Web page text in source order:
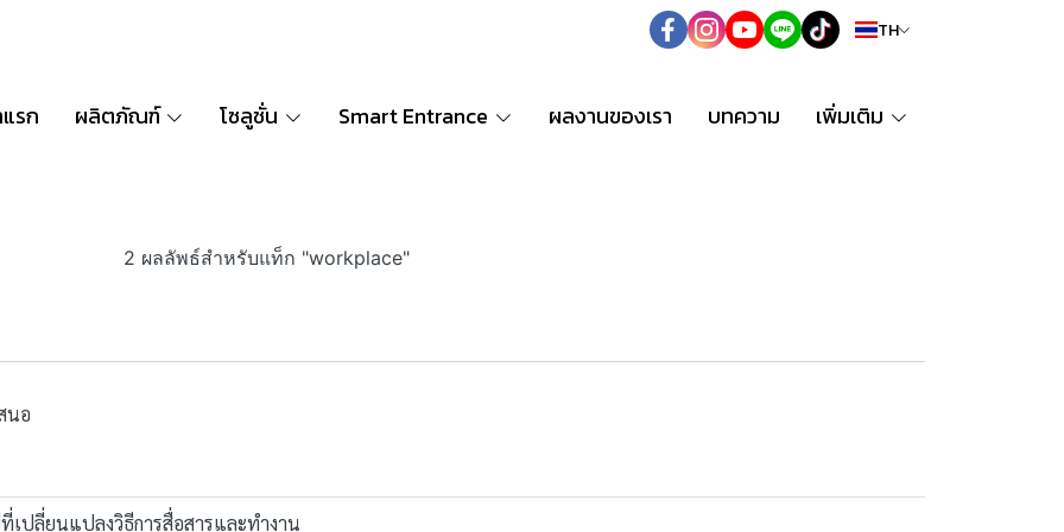
TH
รก ผลิตภัณฑ์ โซลูชั่น Smart Entrance ผลงานของเรา บทความ เพิ่มเติม
2 ผลลัพธ์สำหรับแท็ก "workplace"
นอ
เปลี่ยนแปลงวิธีการสื่อสารและทำงาน